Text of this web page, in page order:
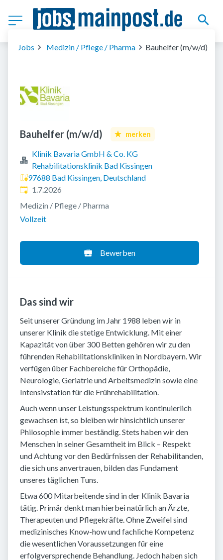
Jobs Medizin / Pflege / Pharma Bauhelfer (m/w/d)
Bauhelfer (m/w/d) merken
Klinik Bavaria GmbH & Co. KG
Rehabilitationsklinik Bad Kissingen
97688 Bad Kissingen, Deutschland
Veröffentlicht
1.7.2026
Medizin / Pflege / Pharma
Vollzeit
Bewerben
Das sind wir
Seit unserer Gründung im Jahr 1988 leben wir in
unserer Klinik die stetige Entwicklung. Mit einer
Kapazität von über 300 Betten gehören wir zu den
führenden Rehabilitationskliniken in Nordbayern. Wir
verfügen über Fachbereiche für Orthopädie,
Neurologie, Geriatrie und Arbeitsmedizin sowie eine
Intensivstation für die Frührehabilitation.
Auch wenn unser Leistungsspektrum kontinuierlich
gewachsen ist, so bleiben wir hinsichtlich unserer
Philosophie immer beständig. Stets haben wir den
Menschen in seiner Gesamtheit im Blick – Respekt
und Achtung vor den Bedürfnissen der Rehabilitanden,
die sich uns anvertrauen, bilden das Fundament
unseres täglichen Tuns.
Etwa 600 Mitarbeitende sind in der Klinik Bavaria
tätig. Primär denkt man hierbei natürlich an Ärzte,
Therapeuten und Pflegekräfte. Ohne Zweifel sind
medizinisches Know-how und fachliche Kompetenz
die wesentlichen Voraussetzungen für eine
erfolgversprechende Behandlung. Jedoch haben sich